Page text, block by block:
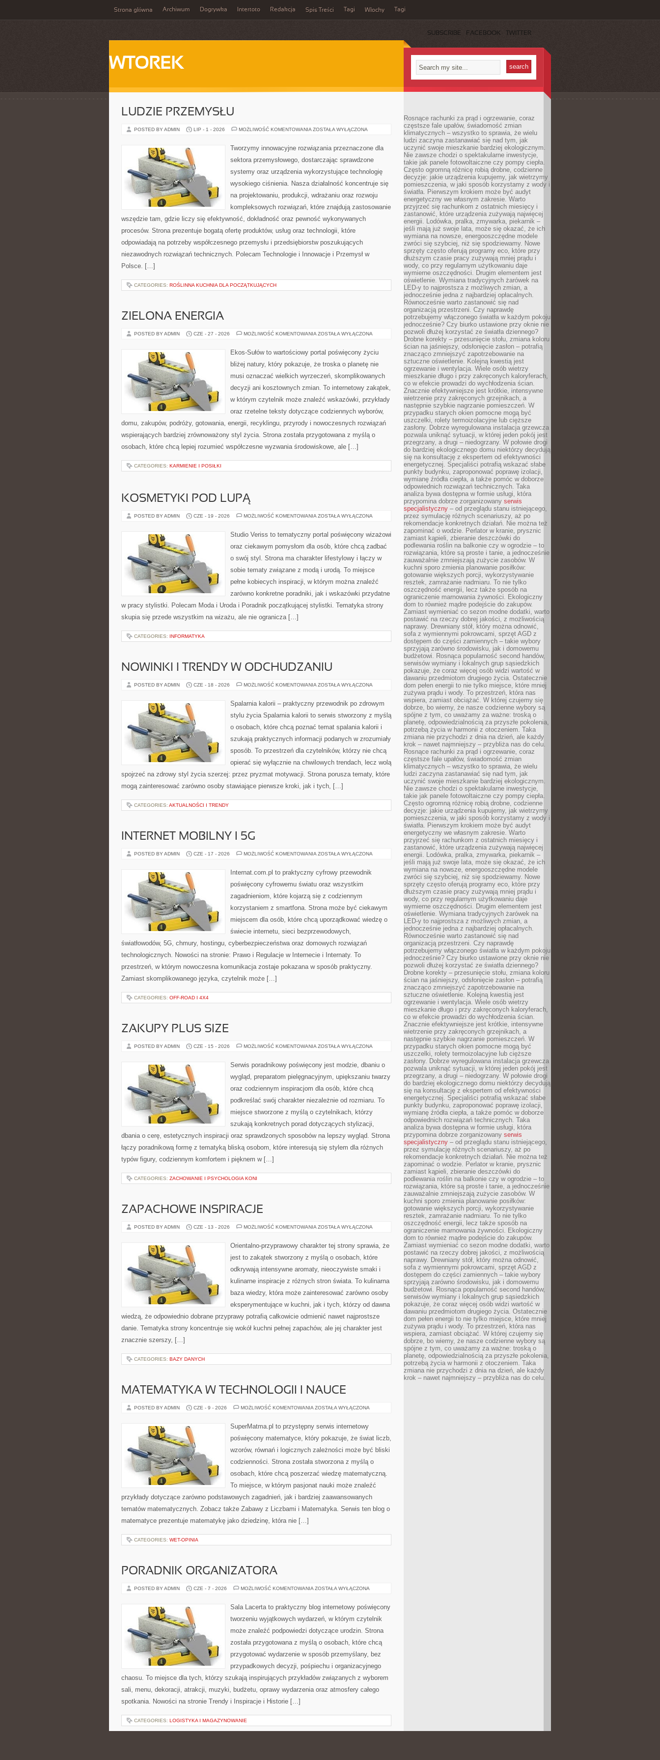
Strona główna Archiwum Dogrywka Intertoto Redakcja Spis Treści Tagi Włochy Tagi
SUBSCRIBE FACEBOOK TWITTER
WTOREK
LUDZIE PRZEMYSŁU
POSTED BY ADMIN LIP - 1 - 2026 MOŻLIWOŚĆ KOMENTOWANIA LUDZIE
ZOSTAŁA WYŁĄCZONA
Tworzymy innowacyjne rozwiązania przeznaczone dla
sektora przemysłowego, dostarczając sprawdzone
systemy oraz urządzenia wykorzystujące technologię
wysokiego ciśnienia. Nasza działalność koncentruje się
na projektowaniu, produkcji, wdrażaniu oraz rozwoju
kompleksowych rozwiązań, które znajdują zastosowanie
wszędzie tam, gdzie liczy się efektywność, dokładność oraz pewność wykonywanych
procesów. Strona prezentuje bogatą ofertę produktów, usług oraz technologii, które
odpowiadają na potrzeby współczesnego przemysłu i przedsiębiorstw poszukujących
niezawodnych rozwiązań technicznych. Polecam Technologie i Innowacje i Przemysł w
Polsce. […]
CATEGORIES: ROŚLINNA KUCHNIA DLA POCZĄTKUJĄCYCH
ZIELONA ENERGIA
POSTED BY ADMIN CZE - 27 - 2026 MOŻLIWOŚĆ KOMENTOWANIA ZIELONA
ZOSTAŁA WYŁĄCZONA
Ekos-Sułów to wartościowy portal poświęcony życiu
bliżej natury, który pokazuje, że troska o planetę nie
musi oznaczać wielkich wyrzeczeń, skomplikowanych
decyzji ani kosztownych zmian. To internetowy zakątek,
w którym czytelnik może znaleźć wskazówki, przykłady
oraz rzetelne teksty dotyczące codziennych wyborów,
domu, zakupów, podróży, gotowania, energii, recyklingu, przyrody i nowoczesnych rozwiązań
wspierających bardziej zrównoważony styl życia. Strona została przygotowana z myślą o
osobach, które chcą lepiej rozumieć współczesne wyzwania środowiskowe, ale […]
CATEGORIES: KARMIENIE I POSIŁKI
KOSMETYKI POD LUPĄ
POSTED BY ADMIN CZE - 19 - 2026 MOŻLIWOŚĆ KOMENTOWANIA KOSMETYKI
ZOSTAŁA WYŁĄCZONA
Studio Veriss to tematyczny portal poświęcony wizażowi
oraz ciekawym pomysłom dla osób, które chcą zadbać
o swój styl. Strona ma charakter lifestylowy i łączy w
sobie tematy związane z modą i urodą. To miejsce
pełne kobiecych inspiracji, w którym można znaleźć
zarówno konkretne poradniki, jak i wskazówki przydatne
w pracy stylistki. Polecam Moda i Uroda i Poradnik początkującej stylistki. Tematyka strony
skupia się przede wszystkim na wizażu, ale nie ogranicza […]
CATEGORIES: INFORMATYKA
NOWINKI I TRENDY W ODCHUDZANIU
POSTED BY ADMIN CZE - 18 - 2026 MOŻLIWOŚĆ KOMENTOWANIA NOWINKI
ODCHUDZANIU
ZOSTAŁA WYŁĄCZONA
Spalarnia kalorii – praktyczny przewodnik po zdrowym
stylu życia Spalarnia kalorii to serwis stworzony z myślą
o osobach, które chcą poznać temat spalania kalorii i
szukają praktycznych informacji podanych w zrozumiały
sposób. To przestrzeń dla czytelników, którzy nie chcą
opierać się wyłącznie na chwilowych trendach, lecz wolą
spojrzeć na zdrowy styl życia szerzej: przez pryzmat motywacji. Strona porusza tematy, które
mogą zainteresować zarówno osoby stawiające pierwsze kroki, jak i tych, […]
CATEGORIES: AKTUALNOŚCI I TRENDY
INTERNET MOBILNY I 5G
POSTED BY ADMIN CZE - 17 - 2026 MOŻLIWOŚĆ KOMENTOWANIA INTERNET
5G
ZOSTAŁA WYŁĄCZONA
Internat.com.pl to praktyczny cyfrowy przewodnik
poświęcony cyfrowemu światu oraz wszystkim
zagadnieniom, które kojarzą się z codziennym
korzystaniem z smartfona. Strona może być ciekawym
miejscem dla osób, które chcą uporządkować wiedzę o
świecie internetu, sieci bezprzewodowych,
światłowodów, 5G, chmury, hostingu, cyberbezpieczeństwa oraz domowych rozwiązań
technologicznych. Nowości na stronie: Prawo i Regulacje w Internecie i Internaty. To
przestrzeń, w którym nowoczesna komunikacja zostaje pokazana w sposób praktyczny.
Zamiast skomplikowanego języka, czytelnik może […]
CATEGORIES: OFF-ROAD I 4X4
ZAKUPY PLUS SIZE
POSTED BY ADMIN CZE - 15 - 2026 MOŻLIWOŚĆ KOMENTOWANIA ZAKUPY
ZOSTAŁA WYŁĄCZONA
Serwis poradnikowy poświęcony jest modzie, dbaniu o
wygląd, preparatom pielęgnacyjnym, upiększaniu twarzy
oraz codziennym inspiracjom dla osób, które chcą
podkreślać swój charakter niezależnie od rozmiaru. To
miejsce stworzone z myślą o czytelnikach, którzy
szukają konkretnych porad dotyczących stylizacji,
dbania o cerę, estetycznych inspiracji oraz sprawdzonych sposobów na lepszy wygląd. Strona
łączy poradnikową formę z tematyką bliską osobom, które interesują się stylem dla różnych
typów figury, codziennym komfortem i pięknem w […]
CATEGORIES: ZACHOWANIE I PSYCHOLOGIA KONI
ZAPACHOWE INSPIRACJE
POSTED BY ADMIN CZE - 13 - 2026 MOŻLIWOŚĆ KOMENTOWANIA ZAPACHOWE
ZOSTAŁA WYŁĄCZONA
Orientalno-przyprawowy charakter tej strony sprawia, że
jest to zakątek stworzony z myślą o osobach, które
odkrywają intensywne aromaty, nieoczywiste smaki i
kulinarne inspiracje z różnych stron świata. To kulinarna
baza wiedzy, która może zainteresować zarówno osoby
eksperymentujące w kuchni, jak i tych, którzy od dawna
wiedzą, że odpowiednio dobrane przyprawy potrafią całkowicie odmienić nawet najprostsze
danie. Tematyka strony koncentruje się wokół kuchni pełnej zapachów, ale jej charakter jest
znacznie szerszy, […]
CATEGORIES: BAZY DANYCH
MATEMATYKA W TECHNOLOGII I NAUCE
POSTED BY ADMIN CZE - 9 - 2026 MOŻLIWOŚĆ KOMENTOWANIA MATEMATYKA
NAUCE
ZOSTAŁA WYŁĄCZONA
SuperMatma.pl to przystępny serwis internetowy
poświęcony matematyce, który pokazuje, że świat liczb,
wzorów, równań i logicznych zależności może być bliski
codzienności. Strona została stworzona z myślą o
osobach, które chcą poszerzać wiedzę matematyczną.
To miejsce, w którym pasjonat nauki może znaleźć
przykłady dotyczące zarówno podstawowych zagadnień, jak i bardziej zaawansowanych
tematów matematycznych. Zobacz także Zabawy z Liczbami i Matematyka. Serwis ten blog o
matematyce prezentuje matematykę jako dziedzinę, która nie […]
CATEGORIES: WET-OPINIA
PORADNIK ORGANIZATORA
POSTED BY ADMIN CZE - 7 - 2026 MOŻLIWOŚĆ KOMENTOWANIA PORADNIK
ZOSTAŁA WYŁĄCZONA
Sala Lacerta to praktyczny blog internetowy poświęcony
tworzeniu wyjątkowych wydarzeń, w którym czytelnik
może znaleźć podpowiedzi dotyczące urodzin. Strona
została przygotowana z myślą o osobach, które chcą
przygotować wydarzenie w sposób przemyślany, bez
przypadkowych decyzji, pośpiechu i organizacyjnego
chaosu. To miejsce dla tych, którzy szukają inspirujących przykładów związanych z wyborem
sali, menu, dekoracji, atrakcji, muzyki, budżetu, oprawy wydarzenia oraz atmosfery całego
spotkania. Nowości na stronie Trendy i Inspiracje i Historie […]
CATEGORIES: LOGISTYKA I MAGAZYNOWANIE
Rosnące rachunki za prąd i ogrzewanie, coraz
częstsze fale upałów, świadomość zmian
klimatycznych – wszystko to sprawia, że wielu
ludzi zaczyna zastanawiać się nad tym, jak
uczynić swoje mieszkanie bardziej ekologicznym.
Nie zawsze chodzi o spektakularne inwestycje,
takie jak panele fotowoltaiczne czy pompy ciepła.
Często ogromną różnicę robią drobne, codzienne
decyzje: jakie urządzenia kupujemy, jak wietrzymy
pomieszczenia, w jaki sposób korzystamy z wody i
światła. Pierwszym krokiem może być audyt
energetyczny we własnym zakresie. Warto
przyjrzeć się rachunkom z ostatnich miesięcy i
zastanowić, które urządzenia zużywają najwięcej
energii. Lodówka, pralka, zmywarka, piekarnik –
jeśli mają już swoje lata, może się okazać, że ich
wymiana na nowsze, energooszczędne modele
zwróci się szybciej, niż się spodziewamy. Nowe
sprzęty często oferują programy eco, które przy
dłuższym czasie pracy zużywają mniej prądu i
wody, co przy regularnym użytkowaniu daje
wymierne oszczędności. Drugim elementem jest
oświetlenie. Wymiana tradycyjnych żarówek na
LED-y to najprostsza z możliwych zmian, a
jednocześnie jedna z najbardziej opłacalnych.
Równocześnie warto zastanowić się nad
organizacją przestrzeni. Czy naprawdę
potrzebujemy włączonego światła w każdym pokoju
jednocześnie? Czy biurko ustawione przy oknie nie
pozwoli dłużej korzystać ze światła dziennego?
Drobne korekty – przesunięcie stołu, zmiana koloru
ścian na jaśniejszy, odsłonięcie zasłon – potrafią
znacząco zmniejszyć zapotrzebowanie na
sztuczne oświetlenie. Kolejną kwestią jest
ogrzewanie i wentylacja. Wiele osób wietrzy
mieszkanie długo i przy zakręconych kaloryferach,
co w efekcie prowadzi do wychłodzenia ścian.
Znacznie efektywniejsze jest krótkie, intensywne
wietrzenie przy zakręconych grzejnikach, a
następnie szybkie nagrzanie pomieszczeń. W
przypadku starych okien pomocne mogą być
uszczelki, rolety termoizolacyjne lub cięższe
zasłony. Dobrze wyregulowana instalacja grzewcza
pozwala uniknąć sytuacji, w której jeden pokój jest
przegrzany, a drugi – niedogrzany. W połowie drogi
do bardziej ekologicznego domu niektórzy decydują
się na konsultację z ekspertem od efektywności
energetycznej. Specjaliści potrafią wskazać słabe
punkty budynku, zaproponować poprawę izolacji,
wymianę źródła ciepła, a także pomóc w doborze
odpowiednich rozwiązań technicznych. Taka
analiza bywa dostępna w formie usługi, która
przypomina dobrze zorganizowany serwis
specjalistyczny – od przeglądu stanu istniejącego,
przez symulację różnych scenariuszy, aż po
rekomendacje konkretnych działań. Nie można też
zapominać o wodzie. Perlator w kranie, prysznic
zamiast kąpieli, zbieranie deszczówki do
podlewania roślin na balkonie czy w ogrodzie – to
rozwiązania, które są proste i tanie, a jednocześnie
zauważalnie zmniejszają zużycie zasobów. W
kuchni sporo zmienia planowanie posiłków:
gotowanie większych porcji, wykorzystywanie
resztek, zamrażanie nadmiaru. To nie tylko
oszczędność energii, lecz także sposób na
ograniczenie marnowania żywności. Ekologiczny
dom to również mądre podejście do zakupów.
Zamiast wymieniać co sezon modne dodatki, warto
postawić na rzeczy dobrej jakości, z możliwością
naprawy. Drewniany stół, który można odnowić,
sofa z wymiennymi pokrowcami, sprzęt AGD z
dostępem do części zamiennych – takie wybory
sprzyjają zarówno środowisku, jak i domowemu
budżetowi. Rosnąca popularność second handów,
serwisów wymiany i lokalnych grup sąsiedzkich
pokazuje, że coraz więcej osób widzi wartość w
dawaniu przedmiotom drugiego życia. Ostatecznie
dom pełen energii to nie tylko miejsce, które mniej
zużywa prądu i wody. To przestrzeń, która nas
wspiera, zamiast obciążać. W której czujemy się
dobrze, bo wiemy, że nasze codzienne wybory są
spójne z tym, co uważamy za ważne: troską o
planetę, odpowiedzialnością za przyszłe pokolenia,
potrzebą życia w harmonii z otoczeniem. Taka
zmiana nie przychodzi z dnia na dzień, ale każdy
krok – nawet najmniejszy – przybliża nas do celu.
Rosnące rachunki za prąd i ogrzewanie, coraz
częstsze fale upałów, świadomość zmian
klimatycznych – wszystko to sprawia, że wielu
ludzi zaczyna zastanawiać się nad tym, jak
uczynić swoje mieszkanie bardziej ekologicznym.
Nie zawsze chodzi o spektakularne inwestycje,
takie jak panele fotowoltaiczne czy pompy ciepła.
Często ogromną różnicę robią drobne, codzienne
decyzje: jakie urządzenia kupujemy, jak wietrzymy
pomieszczenia, w jaki sposób korzystamy z wody i
światła. Pierwszym krokiem może być audyt
energetyczny we własnym zakresie. Warto
przyjrzeć się rachunkom z ostatnich miesięcy i
zastanowić, które urządzenia zużywają najwięcej
energii. Lodówka, pralka, zmywarka, piekarnik –
jeśli mają już swoje lata, może się okazać, że ich
wymiana na nowsze, energooszczędne modele
zwróci się szybciej, niż się spodziewamy. Nowe
sprzęty często oferują programy eco, które przy
dłuższym czasie pracy zużywają mniej prądu i
wody, co przy regularnym użytkowaniu daje
wymierne oszczędności. Drugim elementem jest
oświetlenie. Wymiana tradycyjnych żarówek na
LED-y to najprostsza z możliwych zmian, a
jednocześnie jedna z najbardziej opłacalnych.
Równocześnie warto zastanowić się nad
organizacją przestrzeni. Czy naprawdę
potrzebujemy włączonego światła w każdym pokoju
jednocześnie? Czy biurko ustawione przy oknie nie
pozwoli dłużej korzystać ze światła dziennego?
Drobne korekty – przesunięcie stołu, zmiana koloru
ścian na jaśniejszy, odsłonięcie zasłon – potrafią
znacząco zmniejszyć zapotrzebowanie na
sztuczne oświetlenie. Kolejną kwestią jest
ogrzewanie i wentylacja. Wiele osób wietrzy
mieszkanie długo i przy zakręconych kaloryferach,
co w efekcie prowadzi do wychłodzenia ścian.
Znacznie efektywniejsze jest krótkie, intensywne
wietrzenie przy zakręconych grzejnikach, a
następnie szybkie nagrzanie pomieszczeń. W
przypadku starych okien pomocne mogą być
uszczelki, rolety termoizolacyjne lub cięższe
zasłony. Dobrze wyregulowana instalacja grzewcza
pozwala uniknąć sytuacji, w której jeden pokój jest
przegrzany, a drugi – niedogrzany. W połowie drogi
do bardziej ekologicznego domu niektórzy decydują
się na konsultację z ekspertem od efektywności
energetycznej. Specjaliści potrafią wskazać słabe
punkty budynku, zaproponować poprawę izolacji,
wymianę źródła ciepła, a także pomóc w doborze
odpowiednich rozwiązań technicznych. Taka
analiza bywa dostępna w formie usługi, która
przypomina dobrze zorganizowany serwis
specjalistyczny – od przeglądu stanu istniejącego,
przez symulację różnych scenariuszy, aż po
rekomendacje konkretnych działań. Nie można też
zapominać o wodzie. Perlator w kranie, prysznic
zamiast kąpieli, zbieranie deszczówki do
podlewania roślin na balkonie czy w ogrodzie – to
rozwiązania, które są proste i tanie, a jednocześnie
zauważalnie zmniejszają zużycie zasobów. W
kuchni sporo zmienia planowanie posiłków:
gotowanie większych porcji, wykorzystywanie
resztek, zamrażanie nadmiaru. To nie tylko
oszczędność energii, lecz także sposób na
ograniczenie marnowania żywności. Ekologiczny
dom to również mądre podejście do zakupów.
Zamiast wymieniać co sezon modne dodatki, warto
postawić na rzeczy dobrej jakości, z możliwością
naprawy. Drewniany stół, który można odnowić,
sofa z wymiennymi pokrowcami, sprzęt AGD z
dostępem do części zamiennych – takie wybory
sprzyjają zarówno środowisku, jak i domowemu
budżetowi. Rosnąca popularność second handów,
serwisów wymiany i lokalnych grup sąsiedzkich
pokazuje, że coraz więcej osób widzi wartość w
dawaniu przedmiotom drugiego życia. Ostatecznie
dom pełen energii to nie tylko miejsce, które mniej
zużywa prądu i wody. To przestrzeń, która nas
wspiera, zamiast obciążać. W której czujemy się
dobrze, bo wiemy, że nasze codzienne wybory są
spójne z tym, co uważamy za ważne: troską o
planetę, odpowiedzialnością za przyszłe pokolenia,
potrzebą życia w harmonii z otoczeniem. Taka
zmiana nie przychodzi z dnia na dzień, ale każdy
krok – nawet najmniejszy – przybliża nas do celu.